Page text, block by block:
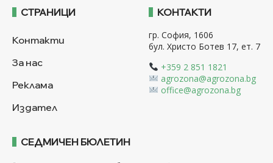
СТРАНИЦИ
Контакти
За нас
Реклама
Издател
КОНТАКТИ
гр. София, 1606
бул. Христо Ботев 17, ет. 7
+359 2 851 1821
agrozona@agrozona.bg
office@agrozona.bg
СЕДМИЧЕН БЮЛЕТИН